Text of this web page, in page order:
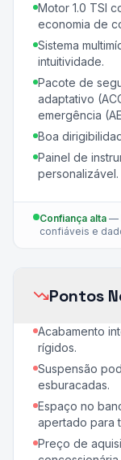
Motor 1.0 TSI
economia de
Sistema
intuitividade.
Pacote de
adaptativo
emergência
Boa
Painel de
personalizável.
Confiança alta —
confiáveis e
Pontos
Acabamento
rígidos.
Suspensão
esburacadas.
Espaço no
apertado para
Preço de